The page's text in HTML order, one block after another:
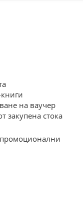
на ваучер
закупена стока